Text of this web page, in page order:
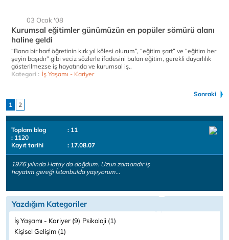
03 Ocak '08
Kurumsal eğitimler günümüzün en popüler sömürü alanı
haline geldi
“Bana bir harf öğretinin kırk yıl kölesi olurum”, “eğitim şart” ve “eğitim her
şeyin başıdır” gibi veciz sözlerle ifadesini bulan eğitim, gerekli duyarlılık
gösterilmezse iş hayatında ve kurumsal iş..
Kategori : İş Yaşamı - Kariyer
Sonraki
1
2
Toplam blog
: 11
: 1120
Kayıt tarihi
: 17.08.07
1976 yılında Hatay da doğdum. Uzun zamandır iş
hayatım gereği İstanbulda yaşıyorum...
Yazdığım Kategoriler
İş Yaşamı - Kariyer (9) Psikoloji (1)
Kişisel Gelişim (1)